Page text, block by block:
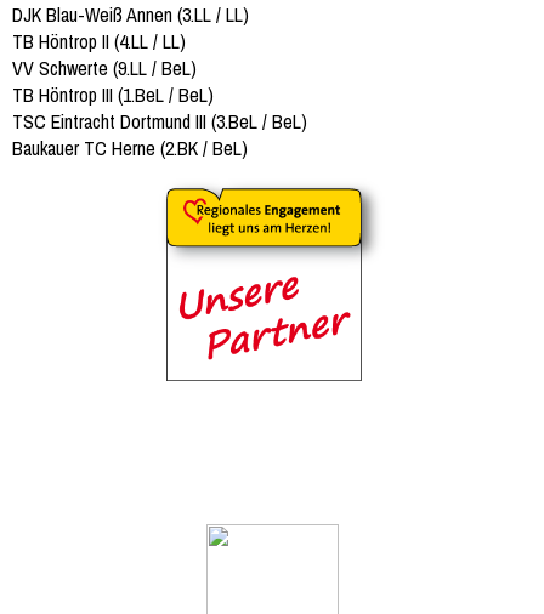
DJK Blau-Weiß Annen (3.LL / LL)
TB Höntrop II (4.LL / LL)
VV Schwerte (9.LL / BeL)
TB Höntrop III (1.BeL / BeL)
TSC Eintracht Dortmund III (3.BeL / BeL)
Baukauer TC Herne (2.BK / BeL)